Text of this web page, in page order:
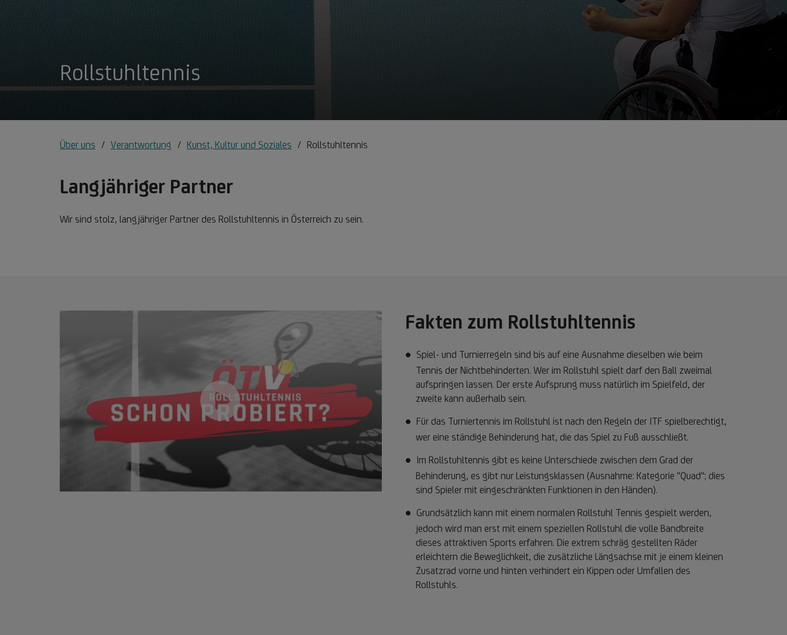
Rollstuhltennis
Über uns Verantwortung Kunst, Kultur und Soziales Rollstuhltennis
Langjähriger Partner
Wir sind stolz, langjähriger Partner des Rollstuhltennis in Österreich zu sein.
Fakten zum Rollstuhltennis
Spiel- und Turnierregeln sind bis auf eine Ausnahme dieselben wie beim
Tennis der Nichtbehinderten. Wer im Rollstuhl spielt darf den Ball zweimal
aufspringen lassen. Der erste Aufsprung muss natürlich im Spielfeld, der
zweite kann außerhalb sein.
Für das Turniertennis im Rollstuhl ist nach den Regeln der ITF spielberechtigt,
wer eine ständige Behinderung hat, die das Spiel zu Fuß ausschließt.
Im Rollstuhltennis gibt es keine Unterschiede zwischen dem Grad der
Behinderung, es gibt nur Leistungsklassen (Ausnahme: Kategorie "Quad"; dies
sind Spieler mit eingeschränkten Funktionen in den Händen).
Grundsätzlich kann mit einem normalen Rollstuhl Tennis gespielt werden,
jedoch wird man erst mit einem speziellen Rollstuhl die volle Bandbreite
dieses attraktiven Sports erfahren. Die extrem schräg gestellten Räder
erleichtern die Beweglichkeit, die zusätzliche Längsachse mit je einem kleinen
Zusatzrad vorne und hinten verhindert ein Kippen oder Umfallen des
Rollstuhls.